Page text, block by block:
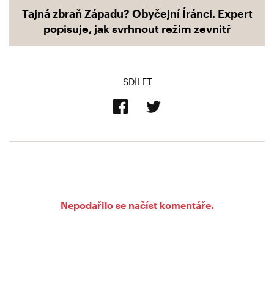
Tajná zbraň Západu? Obyčejní Íránci. Expert
popisuje, jak svrhnout režim zevnitř
SDÍLET
Nepodařilo se načíst komentáře.